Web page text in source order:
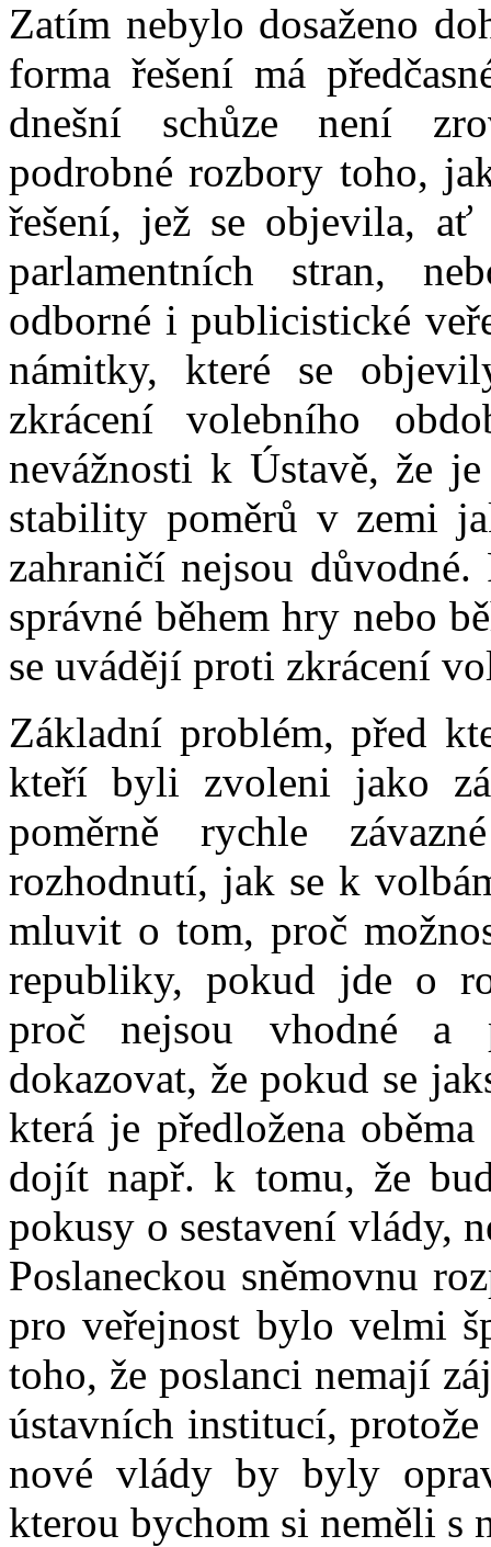
Zatím nebylo dosaženo
forma řešení má
dnešní schůze není
podrobné rozbory toho,
řešení, jež se objevila,
parlamentních stran,
odborné i publicistické
námitky, které se
zkrácení volebního
nevážnosti k Ústavě, že
stability poměrů v zemi
zahraničí nejsou
správné během hry nebo
se uvádějí proti zkrácení
Základní problém, před
kteří byli zvoleni jako
poměrně rychle
rozhodnutí, jak se k
mluvit o tom, proč
republiky, pokud jde o
proč nejsou vhodné a
dokazovat, že pokud se
která je předložena
dojít např. k tomu, že
pokusy o sestavení vlády,
Poslaneckou sněmovnu
pro veřejnost bylo velmi
toho, že poslanci nemají
ústavních institucí,
nové vlády by byly
kterou bychom si neměli s